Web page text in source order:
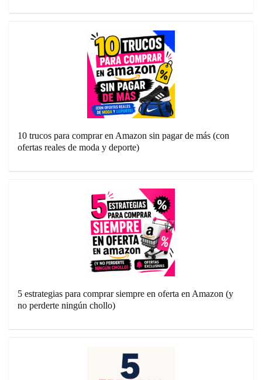
10 trucos para comprar en Amazon sin pagar de más (con
ofertas reales de moda y deporte)
5 estrategias para comprar siempre en oferta en Amazon (y
no perderte ningún chollo)